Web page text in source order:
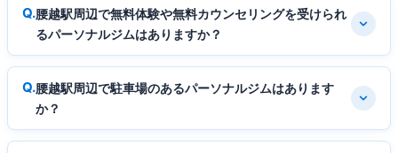
腰越駅周辺で無料体験や無料カウンセリングを受けられ
るパーソナルジムはありますか？
腰越駅周辺で駐車場のあるパーソナルジムはあります
か？